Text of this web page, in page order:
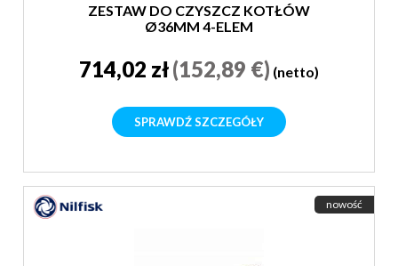
ZESTAW DO CZYSZCZ KOTŁÓW
Ø36MM 4-ELEM
714,02 zł(152,89 €) (netto)
SPRAWDŹ SZCZEGÓŁY
nowość